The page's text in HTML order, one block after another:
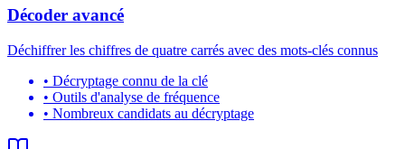
Décoder avancé
Déchiffrer les chiffres de quatre carrés avec des mots-clés connus
• Décryptage connu de la clé
• Outils d'analyse de fréquence
• Nombreux candidats au décryptage